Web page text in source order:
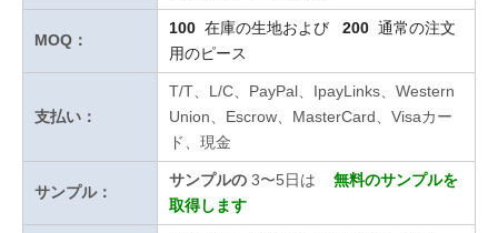
MOQ：
100 在庫の生地および 200 通常の注文
用のピース
支払い：
T/T、L/C、PayPal、IpayLinks、Western
Union、Escrow、MasterCard、Visaカー
ド、現金
サンプル：
サンプルの 3〜5日は 無料のサンプルを
取得します